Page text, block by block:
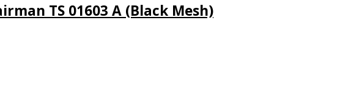
TS 01603 A (Black Mesh)